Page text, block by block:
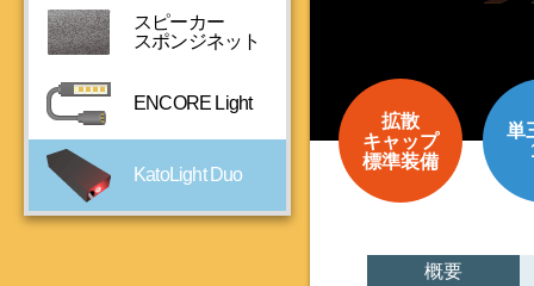
スピーカー
スポンジネット
ENCORE Light
KatoLight Duo
拡散
キャップ
標準装備
単
概要